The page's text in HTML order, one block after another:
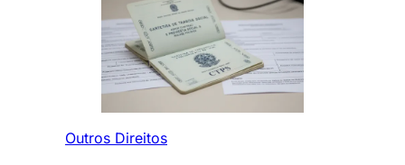
Outros Direitos